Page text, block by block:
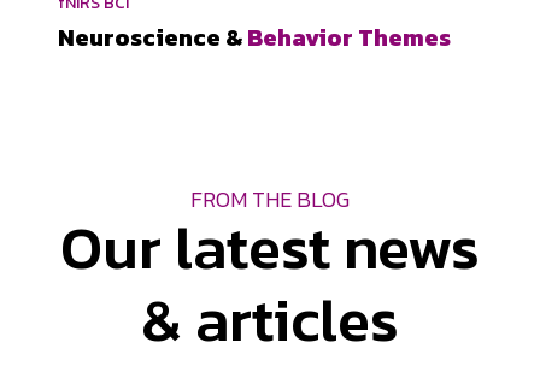
Neuroscience &Behavior Themes
FROM THE BLOG
Our latest news
& articles